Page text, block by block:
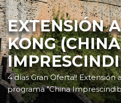
EXTENSIÓN
KONG (CHINA
4 días Gran Oferta!! Extensión
programa "China